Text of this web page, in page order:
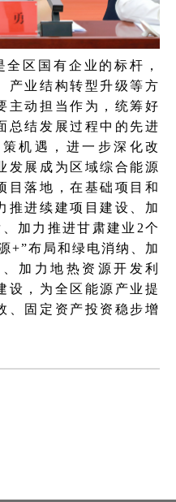
区国有企业的标杆，
产业结构转型升级等方
主动担当作为，统筹好
总结发展过程中的先进
机遇，进一步深化改
发展成为区域综合能源
目落地，在基础项目和
推进续建项目建设、加
加力推进甘肃建业2个
+”布局和绿电消纳、加
加力地热资源开发利
设，为全区能源产业提
、固定资产投资稳步增